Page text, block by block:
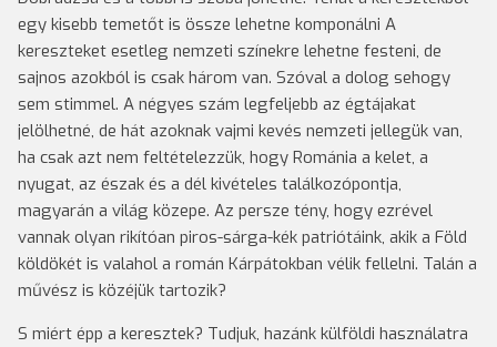
egy kisebb temetőt is össze lehetne komponálni A
kereszteket esetleg nemzeti színekre lehetne festeni, de
sajnos azokból is csak három van. Szóval a dolog sehogy
sem stimmel. A négyes szám legfeljebb az égtájakat
jelölhetné, de hát azoknak vajmi kevés nemzeti jellegük van,
ha csak azt nem feltételezzük, hogy Románia a kelet, a
nyugat, az észak és a dél kivételes találkozópontja,
magyarán a világ közepe. Az persze tény, hogy ezrével
vannak olyan rikítóan piros-sárga-kék patriótáink, akik a Föld
köldökét is valahol a román Kárpátokban vélik fellelni. Talán a
művész is közéjük tartozik?
S miért épp a keresztek? Tudjuk, hazánk külföldi használatra